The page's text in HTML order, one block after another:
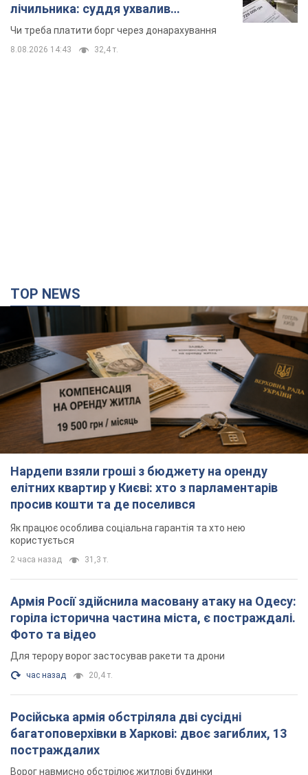
лічильника: суддя ухвалив
неочікуване рішення
Чи треба платити борг через донарахування
8.08.2026 14:43 32,4 т.
TOP NEWS
Нардепи взяли гроші з бюджету на оренду
елітних квартир у Києві: хто з парламентарів
просив кошти та де поселився
Як працює особлива соціальна гарантія та хто нею
користується
2 часа назад 31,3 т.
Армія Росії здійснила масовану атаку на Одесу:
горіла історична частина міста, є постраждалі.
Фото та відео
Для терору ворог застосував ракети та дрони
час назад 20,4 т.
Російська армія обстріляла дві сусідні
багатоповерхівки в Харкові: двоє загиблих, 13
постраждалих
Ворог навмисно обстрілює житлові будинки